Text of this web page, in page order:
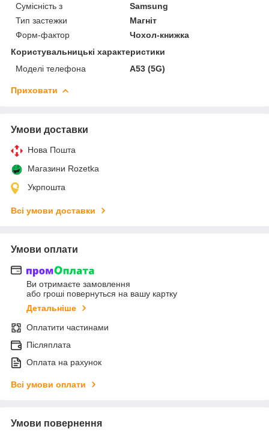
Сумісність з
Samsung
Тип застежки
Магніт
Форм-фактор
Чохол-книжка
Користувальницькі характеристики
Моделі телефона
A53 (5G)
Приховати
Умови доставки
Нова Пошта
Магазини Rozetka
Укрпошта
Всі умови доставки
Умови оплати
Ви отримаєте замовлення
або гроші повернуться на вашу картку
Детальніше
Оплатити частинами
Післяплата
Оплата на рахунок
Всі умови оплати
Умови повернення